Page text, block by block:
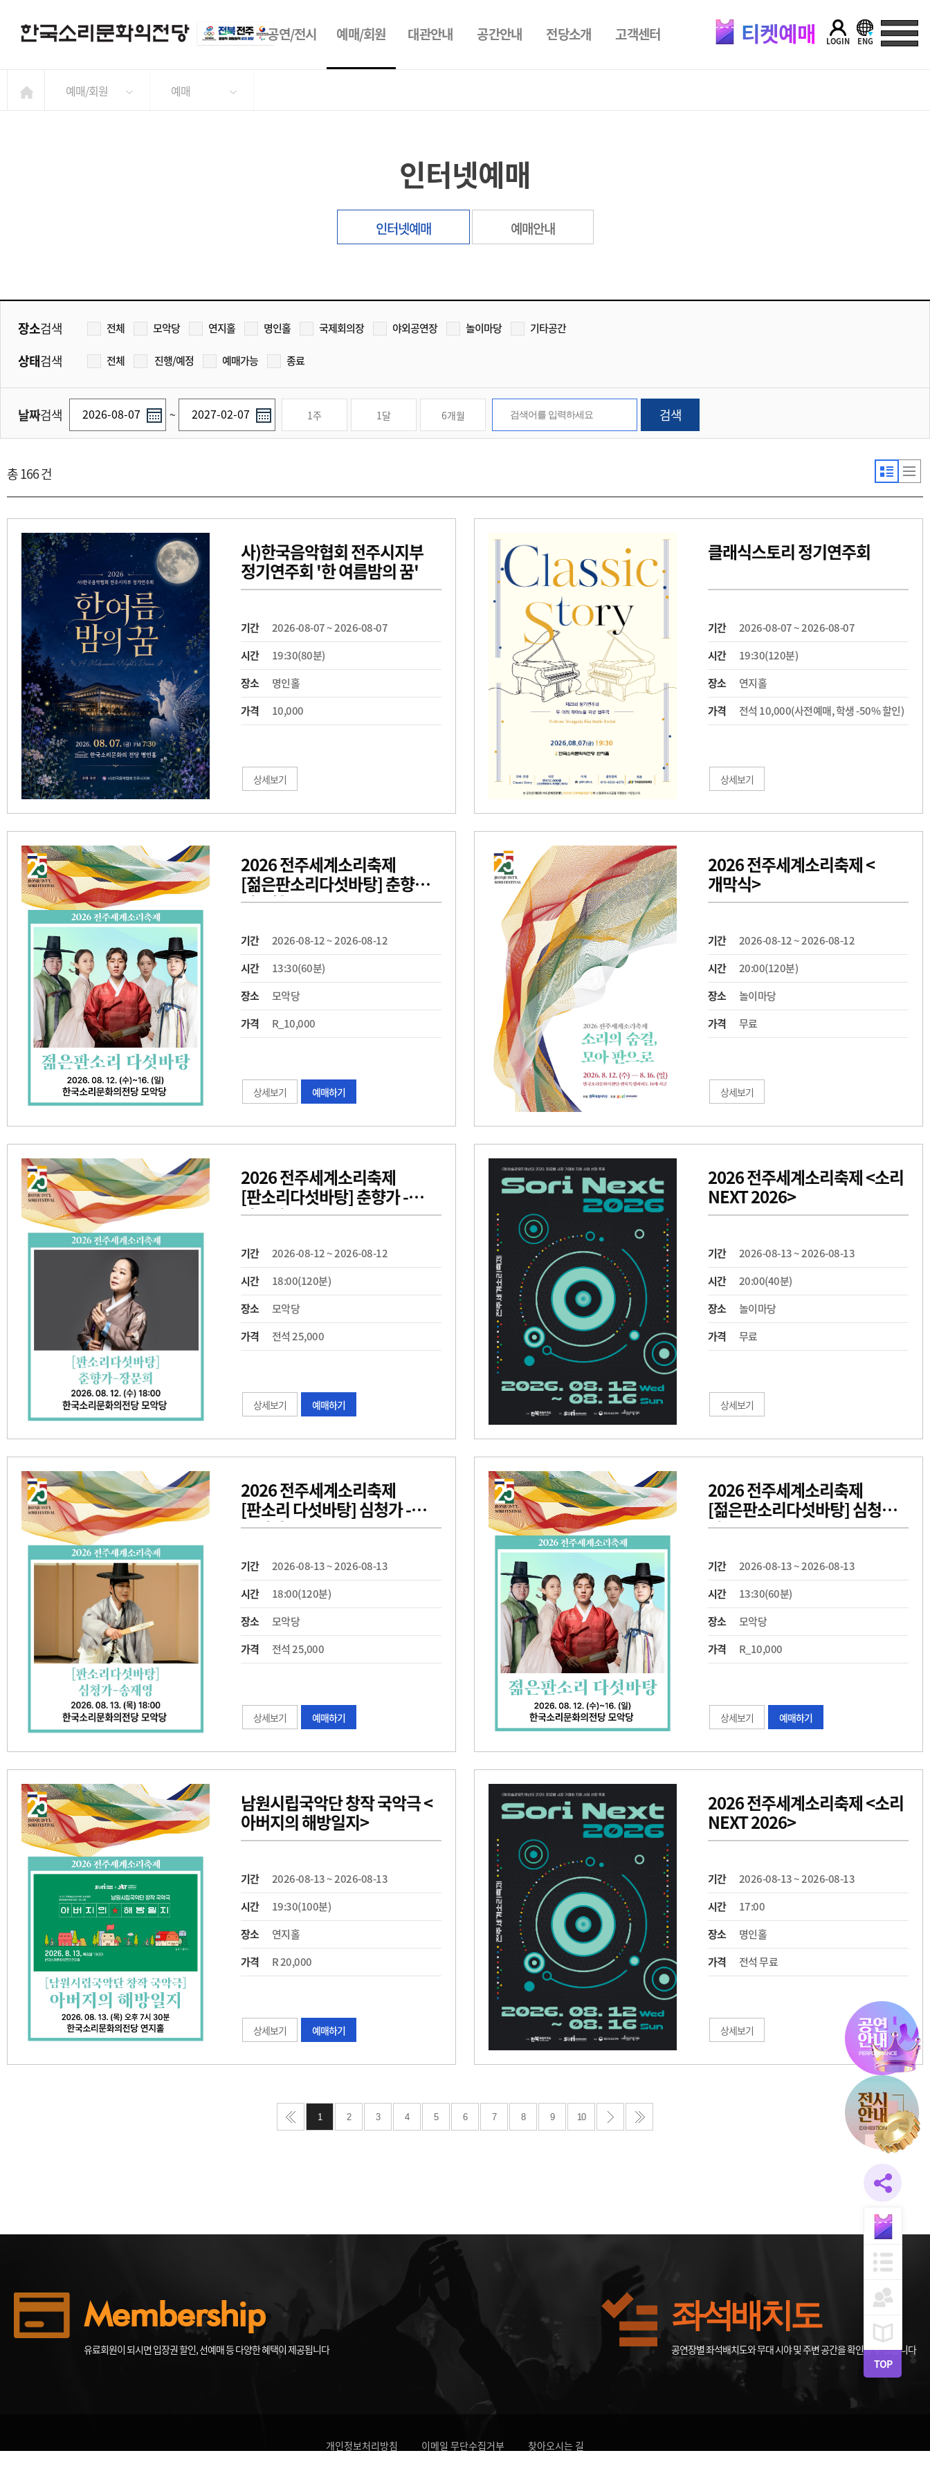
공연/전시 예매/회원 대관안내 공간안내 전당소개 고객센터 티켓예매 LOGIN ENG
예매/회원 예매
인터넷예매
인터넷예매 예매안내
TOP
장소검색 전체 모악당 연지홀 명인홀 국제회의장 야외공연장 놀이마당 기타공간
상태검색 전체 진행/예정 예매가능 종료
날짜검색 ~ 1주 1달 6개월 검색
총 166 건
사)한국음악협회 전주시지부
정기연주회 '한 여름밤의 꿈'
기간
2026-08-07 ~ 2026-08-07
시간
19:30(80분)
장소
명인홀
가격
10,000
상세보기
클래식스토리 정기연주회
기간
2026-08-07 ~ 2026-08-07
시간
19:30(120분)
장소
연지홀
가격
전석 10,000(사전예매, 학생 -50% 할인)
상세보기
2026 전주세계소리축제
[젊은판소리다섯바탕] 춘향가 -
이수현
기간
2026-08-12 ~ 2026-08-12
시간
13:30(60분)
장소
모악당
가격
R_10,000
상세보기 예매하기
2026 전주세계소리축제 <
개막식>
기간
2026-08-12 ~ 2026-08-12
시간
20:00(120분)
장소
놀이마당
가격
무료
상세보기
2026 전주세계소리축제
[판소리다섯바탕] 춘향가 -
장문희
기간
2026-08-12 ~ 2026-08-12
시간
18:00(120분)
장소
모악당
가격
전석 25,000
상세보기 예매하기
2026 전주세계소리축제 <소리
NEXT 2026>
기간
2026-08-13 ~ 2026-08-13
시간
20:00(40분)
장소
놀이마당
가격
무료
상세보기
2026 전주세계소리축제
[판소리 다섯바탕] 심청가 -
송재영
기간
2026-08-13 ~ 2026-08-13
시간
18:00(120분)
장소
모악당
가격
전석 25,000
상세보기 예매하기
2026 전주세계소리축제
[젊은판소리다섯바탕] 심청가 -
박시본
기간
2026-08-13 ~ 2026-08-13
시간
13:30(60분)
장소
모악당
가격
R_10,000
상세보기 예매하기
남원시립국악단 창작 국악극 <
아버지의 해방일지>
기간
2026-08-13 ~ 2026-08-13
시간
19:30(100분)
장소
연지홀
가격
R 20,000
상세보기 예매하기
2026 전주세계소리축제 <소리
NEXT 2026>
기간
2026-08-13 ~ 2026-08-13
시간
17:00
장소
명인홀
가격
전석 무료
상세보기
1 2 3 4 5 6 7 8 9 10
Membership
유료회원이 되시면 입장권 할인, 선예매 등 다양한 혜택이 제공됩니다
좌석배치도
공연장별 좌석배치도와 무대 시야 및 주변 공간을 확인할 수 있습니다
개인정보처리방침 이메일 무단수집거부 찾아오시는 길